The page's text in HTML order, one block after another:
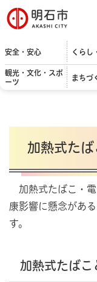
明石市
安全・安心 くらし
観光・文化・スポ
ーツ
まちづ
加熱式た
加熱式たばこ・電
康影響に懸念があ
す。
加熱式たばこ